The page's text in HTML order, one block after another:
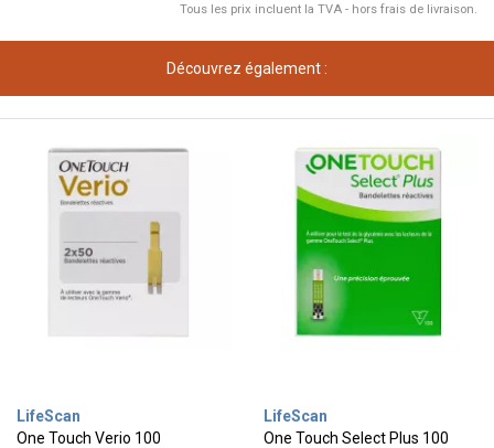
Tous les prix incluent la TVA - hors frais de livraison.
Découvrez également :
LifeScan
One Touch Verio 100
LifeScan
One Touch Select Plus 100